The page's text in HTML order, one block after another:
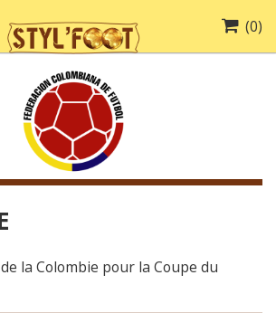
(0)
la Colombie pour la Coupe du